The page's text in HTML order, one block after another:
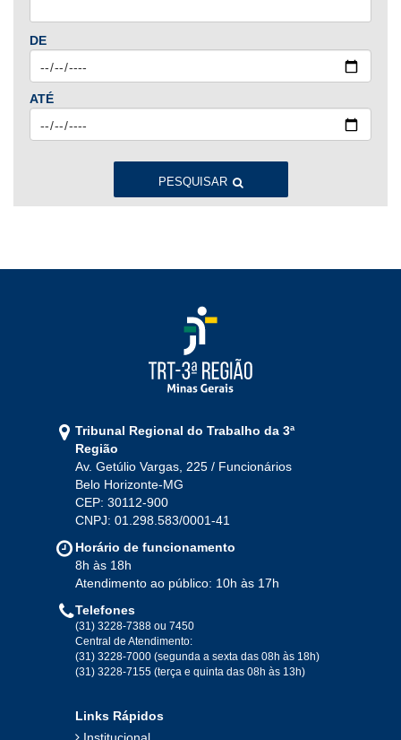
Jan Fev Mar Abr Mai Jun
Jul
Ago
Set Out Nov Dez
Nov Dez
Nov
2021
Ago
Set Out Nov Dez
Set
2019
Fev Mar Abr Mai Jun
Jul
DE
ATÉ
PESQUISAR
Tribunal Regional do Trabalho da 3ª
Região
Av. Getúlio Vargas, 225 / Funcionários
Belo Horizonte-MG
CEP: 30112-900
CNPJ: 01.298.583/0001-41
Horário de funcionamento
8h às 18h
Atendimento ao público: 10h às 17h
Telefones
(31) 3228-7388 ou 7450
Central de Atendimento:
(31) 3228-7000 (segunda a sexta das 08h às 18h)
(31) 3228-7155 (terça e quinta das 08h às 13h)
Links Rápidos
Institucional